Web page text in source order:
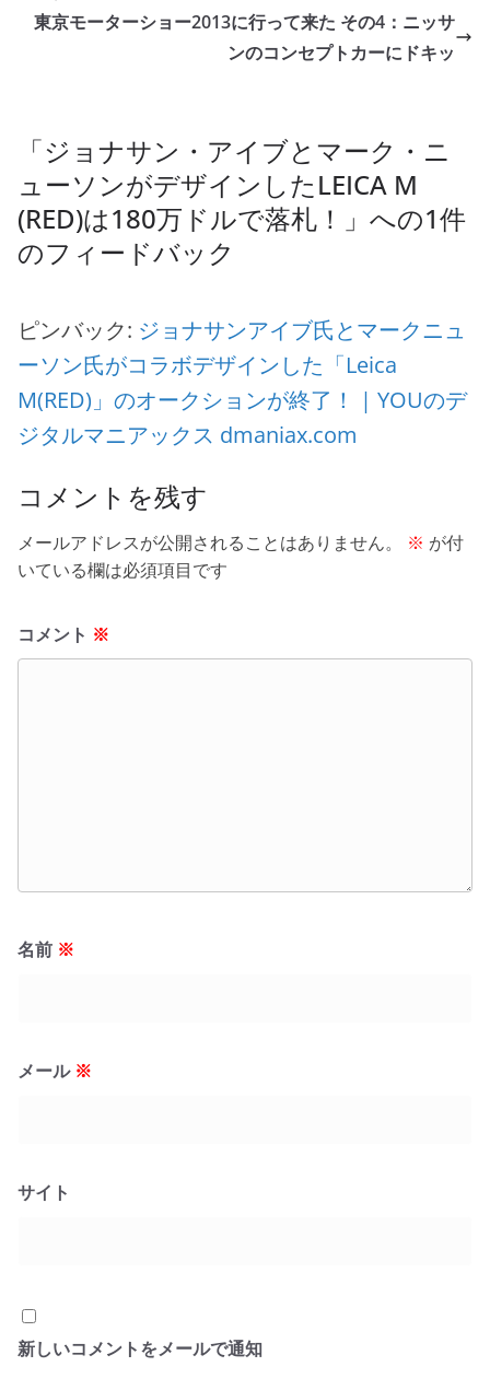
o
東京モーターショー2013に行って来た その4：ニッサ
ンのコンセプトカーにドキッ
「ジョナサン・アイブとマーク・ニ
ューソンがデザインしたLEICA M
(RED)は180万ドルで落札！ 」への1件
のフィードバック
ピンバック: ジョナサンアイブ氏とマークニュ
ーソン氏がコラボデザインした「Leica
M(RED)」のオークションが終了！ | YOUのデ
ジタルマニアックス dmaniax.com
コメントを残す
メールアドレスが公開されることはありません。 ※ が付
いている欄は必須項目です
コメント ※
名前 ※
メール ※
サイト
新しいコメントをメールで通知